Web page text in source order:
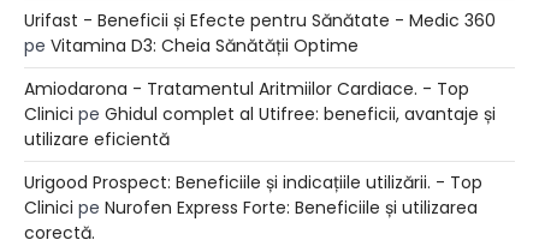
Urifast - Beneficii și Efecte pentru Sănătate - Medic 360
pe Vitamina D3: Cheia Sănătății Optime
Amiodarona - Tratamentul Aritmiilor Cardiace. - Top
Clinici pe Ghidul complet al Utifree: beneficii, avantaje și
utilizare eficientă
Urigood Prospect: Beneficiile și indicațiile utilizării. - Top
Clinici pe Nurofen Express Forte: Beneficiile și utilizarea
corectă.